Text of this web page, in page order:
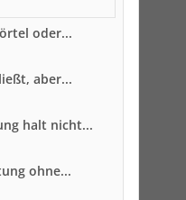
oder...
aber...
halt nicht...
ohne...